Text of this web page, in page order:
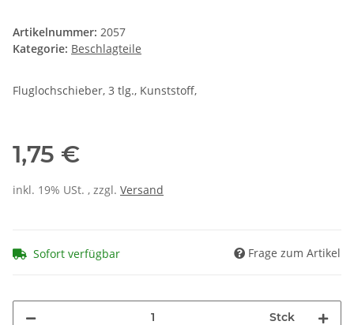
Artikelnummer: 2057
Kategorie: Beschlagteile
Fluglochschieber, 3 tlg., Kunststoff,
1,75 €
inkl. 19% USt. , zzgl. Versand
Sofort verfügbar Frage zum Artikel
Stck